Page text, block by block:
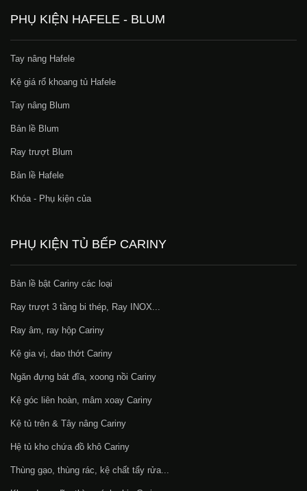
PHỤ KIỆN HAFELE - BLUM
Tay nâng Hafele
Kệ giá rổ khoang tủ Hafele
Tay nâng Blum
Bản lề Blum
Ray trượt Blum
Bản lề Hafele
Khóa - Phụ kiện của
PHỤ KIỆN TỦ BẾP CARINY
Bản lề bật Cariny các loại
Ray trượt 3 tầng bi thép, Ray INOX...
Ray âm, ray hộp Cariny
Kệ gia vị, dao thớt Cariny
Ngăn đựng bát đĩa, xoong nồi Cariny
Kệ góc liên hoàn, mâm xoay Cariny
Kệ tủ trên & Tây nâng Cariny
Hệ tủ kho chứa đồ khô Cariny
Thùng gạo, thùng rác, kệ chất tẩy rửa...